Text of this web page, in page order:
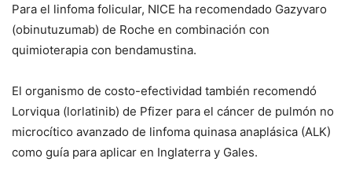
Para el linfoma folicular, NICE ha recomendado Gazyvaro
(obinutuzumab) de Roche en combinación con
quimioterapia con bendamustina.
El organismo de costo-efectividad también recomendó
Lorviqua (lorlatinib) de Pfizer para el cáncer de pulmón no
microcítico avanzado de linfoma quinasa anaplásica (ALK)
como guía para aplicar en Inglaterra y Gales.